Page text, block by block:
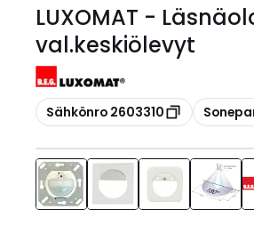
LUXOMAT -
val.keskiölevyt
Kopioi
Sähkönro 2603310 Kopioi